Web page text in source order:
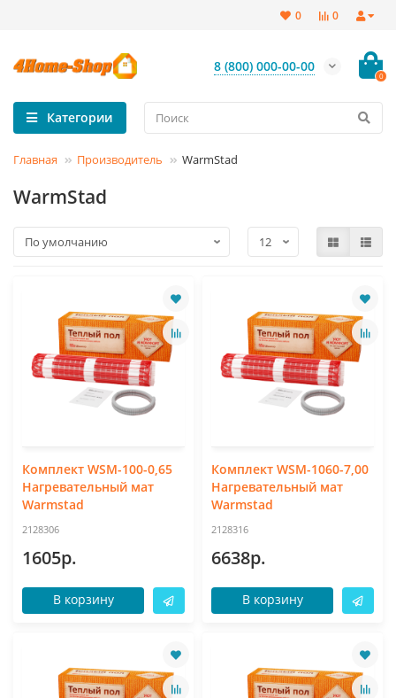
0
0
8 (800) 000-00-00
0
Категории
Главная Производитель WarmStad
WarmStad
Комплект WSM-100-0,65
Нагревательный мат
Warmstad
2128306
1605р.
В корзину
Комплект WSM-1060-7,00
Нагревательный мат
Warmstad
2128316
6638р.
В корзину